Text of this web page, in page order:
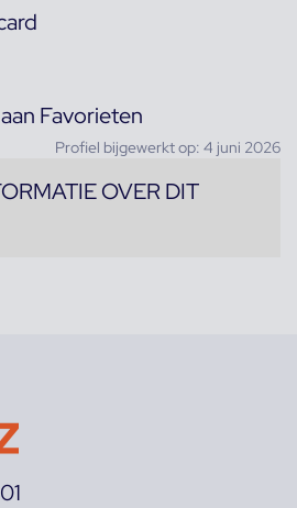
Favorieten
Profiel bijgewerkt op: 4 juni 2026
OVER DIT